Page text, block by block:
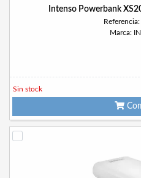
Intenso Powerbank
Marca:
Sin stock